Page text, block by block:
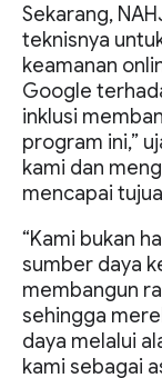
Sekarang,
teknisnya
keamanan
Google
inklusi
program ini,”
kami dan
mencapai
“Kami bukan
sumber daya
membangun
sehingga
daya melalui
kami sebagai